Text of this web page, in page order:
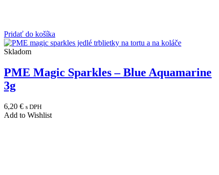
Pridať do košíka
Skladom
PME Magic Sparkles – Blue Aquamarine
3g
6,20 € s DPH
Add to Wishlist